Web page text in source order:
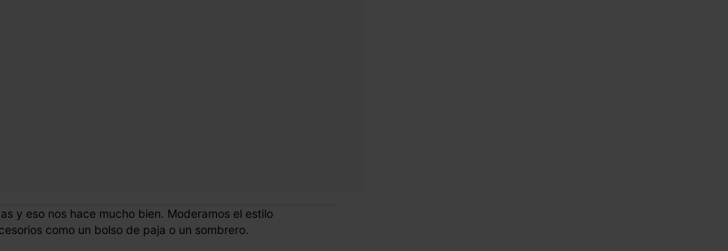
y eso nos hace mucho bien. Moderamos el estilo
como un bolso de paja o un sombrero.